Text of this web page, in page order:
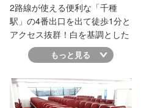
2路線が使える便利な「千種
駅」の4番出口を出て徒歩1分と
アクセス抜群！白を基調とした
明るくきれいな校舎です。１階
入り口を入ればすぐに受付があ
ください。
もっと見る